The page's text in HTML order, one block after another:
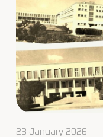
23 January 2026